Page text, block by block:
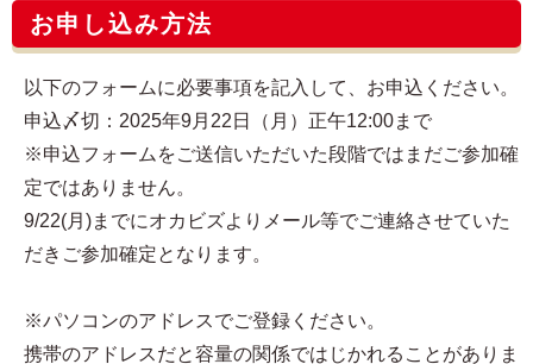
お申し込み方法
以下のフォームに必要事項を記入して、お申込ください。
申込〆切：2025年9月22日（月）正午12:00まで
※申込フォームをご送信いただいた段階ではまだご参加確
定ではありません。
9/22(月)までにオカビズよりメール等でご連絡させていた
だきご参加確定となります。
※パソコンのアドレスでご登録ください。
携帯のアドレスだと容量の関係ではじかれることがありま